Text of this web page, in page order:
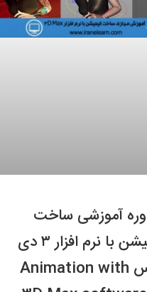
آموزشی ساخت
انیمیشن با نرم افزار ۳ دی
مکس Animation with